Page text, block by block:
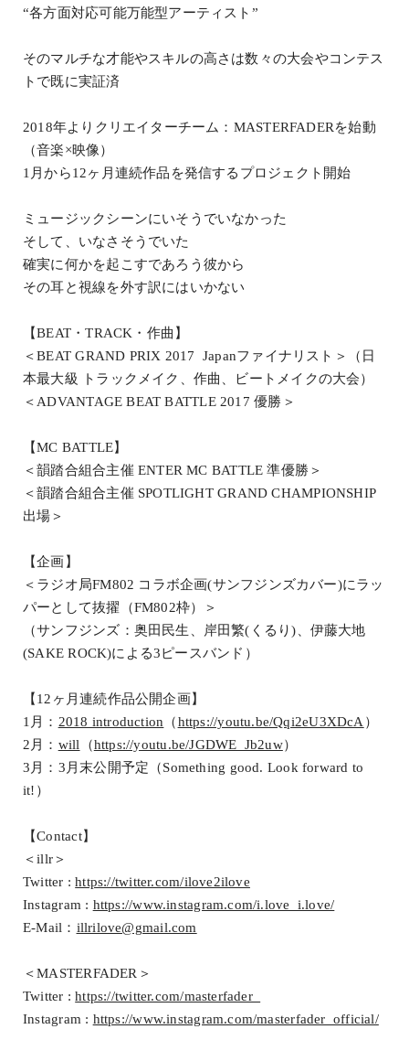
“各方面対応可能万能型アーティスト”
そのマルチな才能やスキルの高さは数々の大会やコンテス
トで既に実証済
2018年よりクリエイターチーム：MASTERFADERを始動
（音楽×映像）
1月から12ヶ月連続作品を発信するプロジェクト開始
ミュージックシーンにいそうでいなかった
そして、いなさそうでいた
確実に何かを起こすであろう彼から
その耳と視線を外す訳にはいかない
【BEAT・TRACK・作曲】
＜BEAT GRAND PRIX 2017 Japanファイナリスト＞（日
本最大級 トラックメイク、作曲、ビートメイクの大会）
＜ADVANTAGE BEAT BATTLE 2017 優勝＞
【MC BATTLE】
＜韻踏合組合主催 ENTER MC BATTLE 準優勝＞
＜韻踏合組合主催 SPOTLIGHT GRAND CHAMPIONSHIP
出場＞
【企画】
＜ラジオ局FM802 コラボ企画(サンフジンズカバー)にラッ
パーとして抜擢（FM802枠）＞
（サンフジンズ：奥田民生、岸田繁(くるり)、伊藤大地
(SAKE ROCK)による3ピースバンド）
【12ヶ月連続作品公開企画】
1月： 2018 introduction （https://youtu.be/Qqi2eU3XDcA）
2月： will （https://youtu.be/JGDWE_Jb2uw）
3月：3月末公開予定（Something good. Look forward to
it!）
【Contact】
＜illr＞
Twitter :https://twitter.com/ilove2ilove
Instagram : https://www.instagram.com/i.love_i.love/
E-Mail： illrilove@gmail.com
＜MASTERFADER＞
Twitter :https://twitter.com/masterfader_
Instagram : https://www.instagram.com/masterfader_official/